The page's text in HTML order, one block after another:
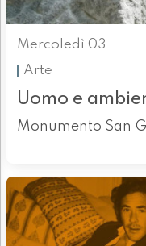
Mercoledì 03
Arte
Uomo e
Monumento San